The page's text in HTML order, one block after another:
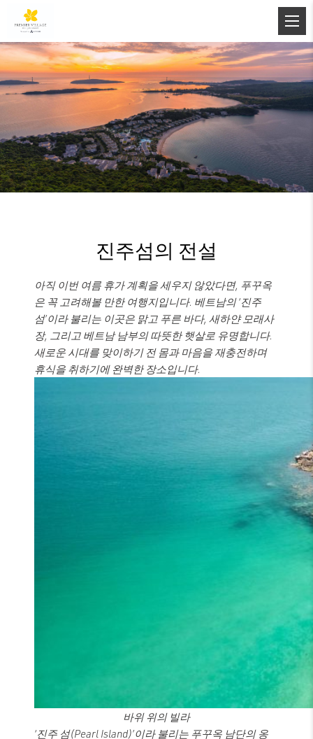
진주섬의 전설
아직 이번 여름 휴가 계획을 세우지 않았다면, 푸꾸옥
은 꼭 고려해볼 만한 여행지입니다. 베트남의 ‘진주
섬’이라 불리는 이곳은 맑고 푸른 바다, 새하얀 모래사
장, 그리고 베트남 남부의 따뜻한 햇살로 유명합니다.
새로운 시대를 맞이하기 전 몸과 마음을 재충전하며
휴식을 취하기에 완벽한 장소입니다.
바위 위의 빌라
‘진주 섬(Pearl Island)’이라 불리는 푸꾸옥 남단의 옹